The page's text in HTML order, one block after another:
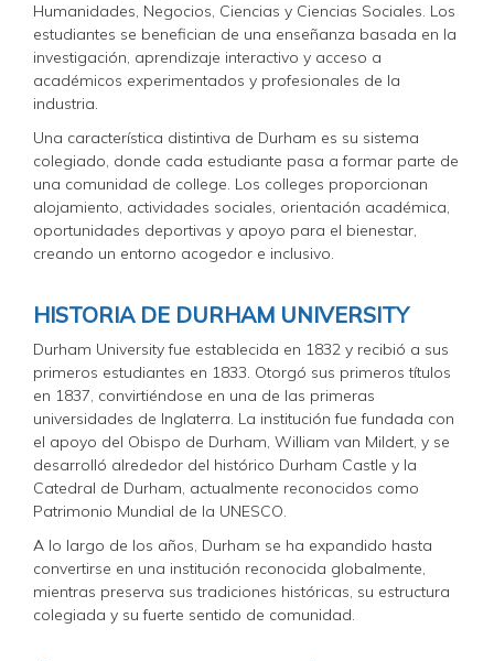
Humanidades, Negocios, Ciencias y Ciencias Sociales. Los
estudiantes se benefician de una enseñanza basada en la
investigación, aprendizaje interactivo y acceso a
académicos experimentados y profesionales de la
industria.
Una característica distintiva de Durham es su sistema
colegiado, donde cada estudiante pasa a formar parte de
una comunidad de college. Los colleges proporcionan
alojamiento, actividades sociales, orientación académica,
oportunidades deportivas y apoyo para el bienestar,
creando un entorno acogedor e inclusivo.
HISTORIA DE DURHAM UNIVERSITY
Durham University fue establecida en 1832 y recibió a sus
primeros estudiantes en 1833. Otorgó sus primeros títulos
en 1837, convirtiéndose en una de las primeras
universidades de Inglaterra. La institución fue fundada con
el apoyo del Obispo de Durham, William van Mildert, y se
desarrolló alrededor del histórico Durham Castle y la
Catedral de Durham, actualmente reconocidos como
Patrimonio Mundial de la UNESCO.
A lo largo de los años, Durham se ha expandido hasta
convertirse en una institución reconocida globalmente,
mientras preserva sus tradiciones históricas, su estructura
colegiada y su fuerte sentido de comunidad.